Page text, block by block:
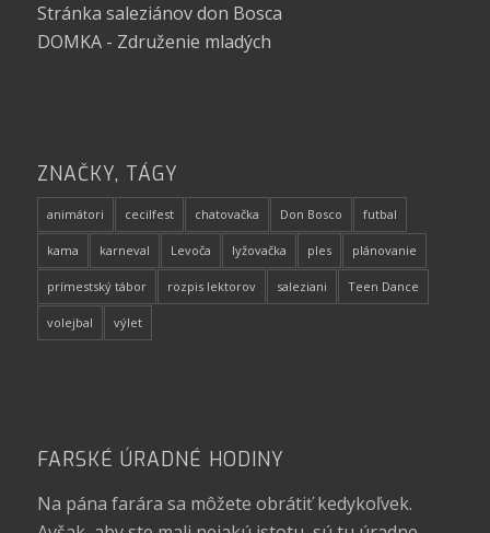
Stránka saleziánov don Bosca
DOMKA - Združenie mladých
ZNAČKY, TÁGY
animátori cecilfest chatovačka Don Bosco futbal
kama karneval Levoča lyžovačka ples plánovanie
prímestský tábor rozpis lektorov saleziani Teen Dance
volejbal výlet
FARSKÉ ÚRADNÉ HODINY
Na pána farára sa môžete obrátiť kedykoľvek.